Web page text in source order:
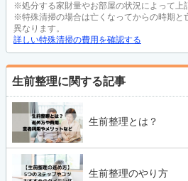
※処分する家財量やお部屋の状況によって上
※特殊清掃の場合は亡くなってからの時期と
異なります。
詳しい特殊清掃の費用を確認する
生前整理に関する記事
生前整理とは？
生前整理のやり方